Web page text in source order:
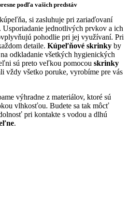
podľa vašich predstáv
si zasluhuje pri zariaďovaní
jednotlivých prvkov a ich
pohodlie pri jej využívaní. Pri
detaile. Kúpeľňové skrinky by
odkladanie všetkých hygienických
sú preto veľkou pomocou skrinky
vždy všetko poruke, vyrobíme pre vás
výhradne z materiálov, ktoré sú
vlhkosťou. Budete sa tak môcť
pri kontakte s vodou a dlhú
.